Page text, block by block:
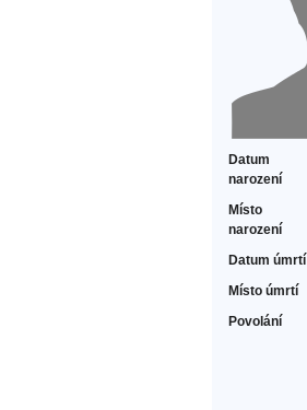
Datum
narození
Místo
narození
Datum úmrtí
Místo úmrtí
Povolání